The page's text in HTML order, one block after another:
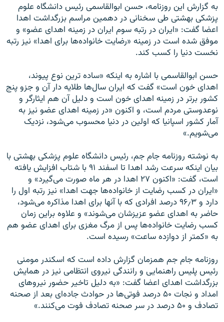
به گزارش این روزنامه، حسن ابوالقاسمی رئیس دانشگاه علوم
پزشکی بهشتی طی سخنانی در دهمین مراسم بزرگداشت اهدا
اعضا گفت: «ایران در رتبه سوم ایران در زمینه اهدای عضو» و
موفق شده است در زمینه «رضایت خانواده‌ها برای اهدا» نیز رتبه
نخست دنیا را کسب کند.
حسن ابوالقاسمی با اشاره به اینکه «ساده ترین نوع پیوند،
اهدای خون است» گفت که ایران سال‌ها طلایه دار آن و جزو پنج
کشور برتر در زمینه اهدای خون است و دلیل آن هم ایثارگر و
نوعدوستی مردم است، و اکنون «در زمینه اهدای عضو نیز به
آمار کشور اسپانیا که اولین در دنیا محسوب می‌شود، نزدیک
می‌شویم.»
به نوشته روزنامه جام جم، رئیس دانشگاه علوم پزشکی بهشتی با
بیان اینکه سرعت رشد اهدا تا اسفند ۹۱ با شتاب افزایش یافته
است، گفت: «اکنون ۲۷ اهدا در هر ماه صورت می‌گیرد» و
«ایران در کسب رضایت از خانواده‌ها جهت اهدا» نیز رتبه اول را
دارد و ۹۶٫۳ درصد افرادی که با آنها برای اهدا مذاکره می‌شود،
حاضر به اهدای عضو عزیزشان می‌شوند» و علاوه براین زمان
کسب رضایت خانواده‌ها پس از مرگ مغزی برای اهدای عضو هم
به «کمتر از دوازده ساعت» رسیده است.
روزنامه جام جم همزمان گزارش داده است که اسکندر مومنی
رئیس پلیس راهنمایی و رانندگی نیروی انتظامی نیز در همایش
بزرگداشت اهدای اعضا گفت: «به دلیل تاخیر حضور نیروهای
امداد و نجات ۵۰ درصد فوتی‌ها در حوادث جاده‌ای بعد از صحنه
تصادف و ۵۰ درصد در سر صحنه تصادف فوت می‌کنند.»